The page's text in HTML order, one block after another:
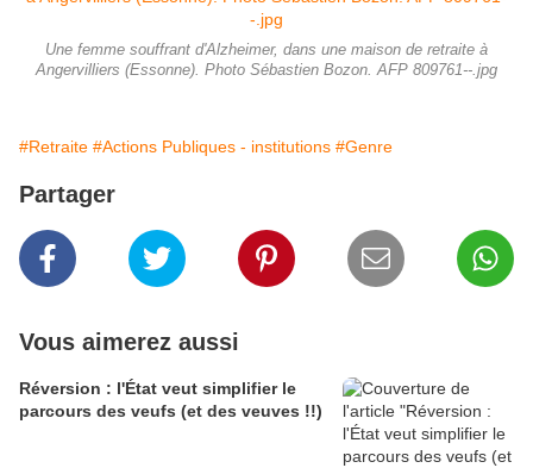
Une femme souffrant d'Alzheimer, dans une maison de retraite à
Angervilliers (Essonne). Photo Sébastien Bozon. AFP 809761--.jpg
#Retraite #Actions Publiques - institutions #Genre
Partager
Vous aimerez aussi
Réversion : l'État veut simplifier le
parcours des veufs (et des veuves !!)